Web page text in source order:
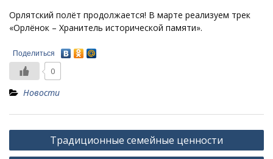
Орлятский полёт продолжается! В марте реализуем трек
«Орлёнок – Хранитель исторической памяти».
Поделиться
0
Новости
Навигация
по
Традиционные семейные ценности